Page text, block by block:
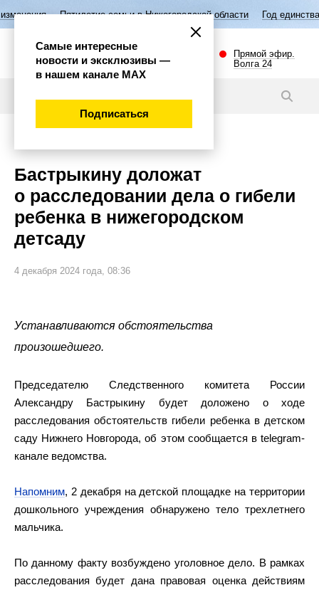
Пятилетие семьи в Нижегородской области Год единства народов
Прямой эфир.
Волга 24
Бастрыкину доложат
о расследовании дела о гибели
ребенка в нижегородском
детсаду
4 декабря 2024 года, 08:36
Устанавливаются обстоятельства
произошедшего.
Председателю Следственного комитета России
Александру Бастрыкину будет доложено о ходе
расследования обстоятельств гибели ребенка в детском
саду Нижнего Новгорода, об этом сообщается в telegram-
канале ведомства.
Напомним, 2 декабря на детской площадке на территории
дошкольного учреждения обнаружено тело трехлетнего
мальчика.
По данному факту возбуждено уголовное дело. В рамках
расследования будет дана правовая оценка действиям
Самые интересные
новости и эксклюзивы —
в нашем канале МАХ
Подписаться